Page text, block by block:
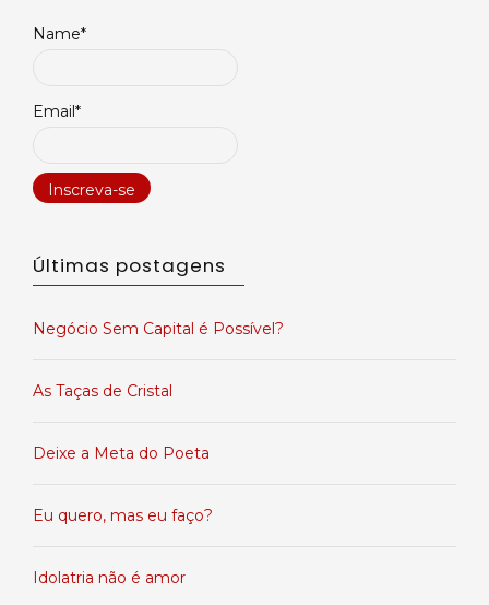
Name*
Email*
Últimas postagens
Negócio Sem Capital é Possível?
As Taças de Cristal
Deixe a Meta do Poeta
Eu quero, mas eu faço?
Idolatria não é amor